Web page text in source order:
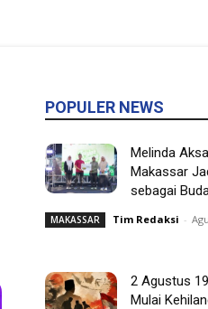
POPULER NEWS
Melinda
Makassar
sebagai
MAKASSAR Tim Redaksi -
2 Agustus
Mulai